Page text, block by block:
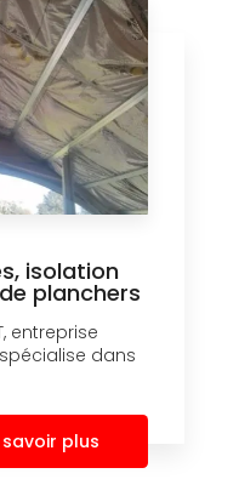
isolation
planchers
entreprise
dans
savoir plus